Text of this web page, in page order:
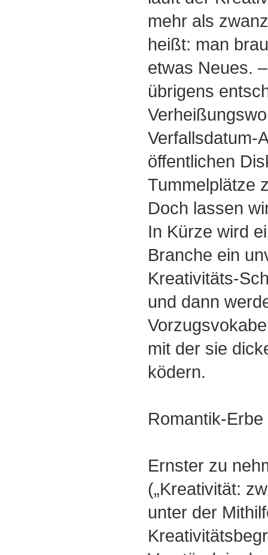
mehr als
heißt: man
etwas Neues.
übrigens
Verfallsdatum-
öffentlichen
Tummelplätze
Doch lassen
In Kürze wird
Branche ein
Kreativitäts-
und dann
mit der sie
ködern.
Romantik-Erbe
Ernster zu
(„Kreativität:
unter der